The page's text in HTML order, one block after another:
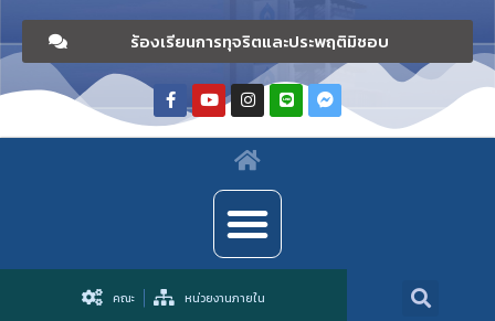
ร้องเรียนการทุจริตและประพฤติมิชอบ
คณะ หน่วยงานภายใน